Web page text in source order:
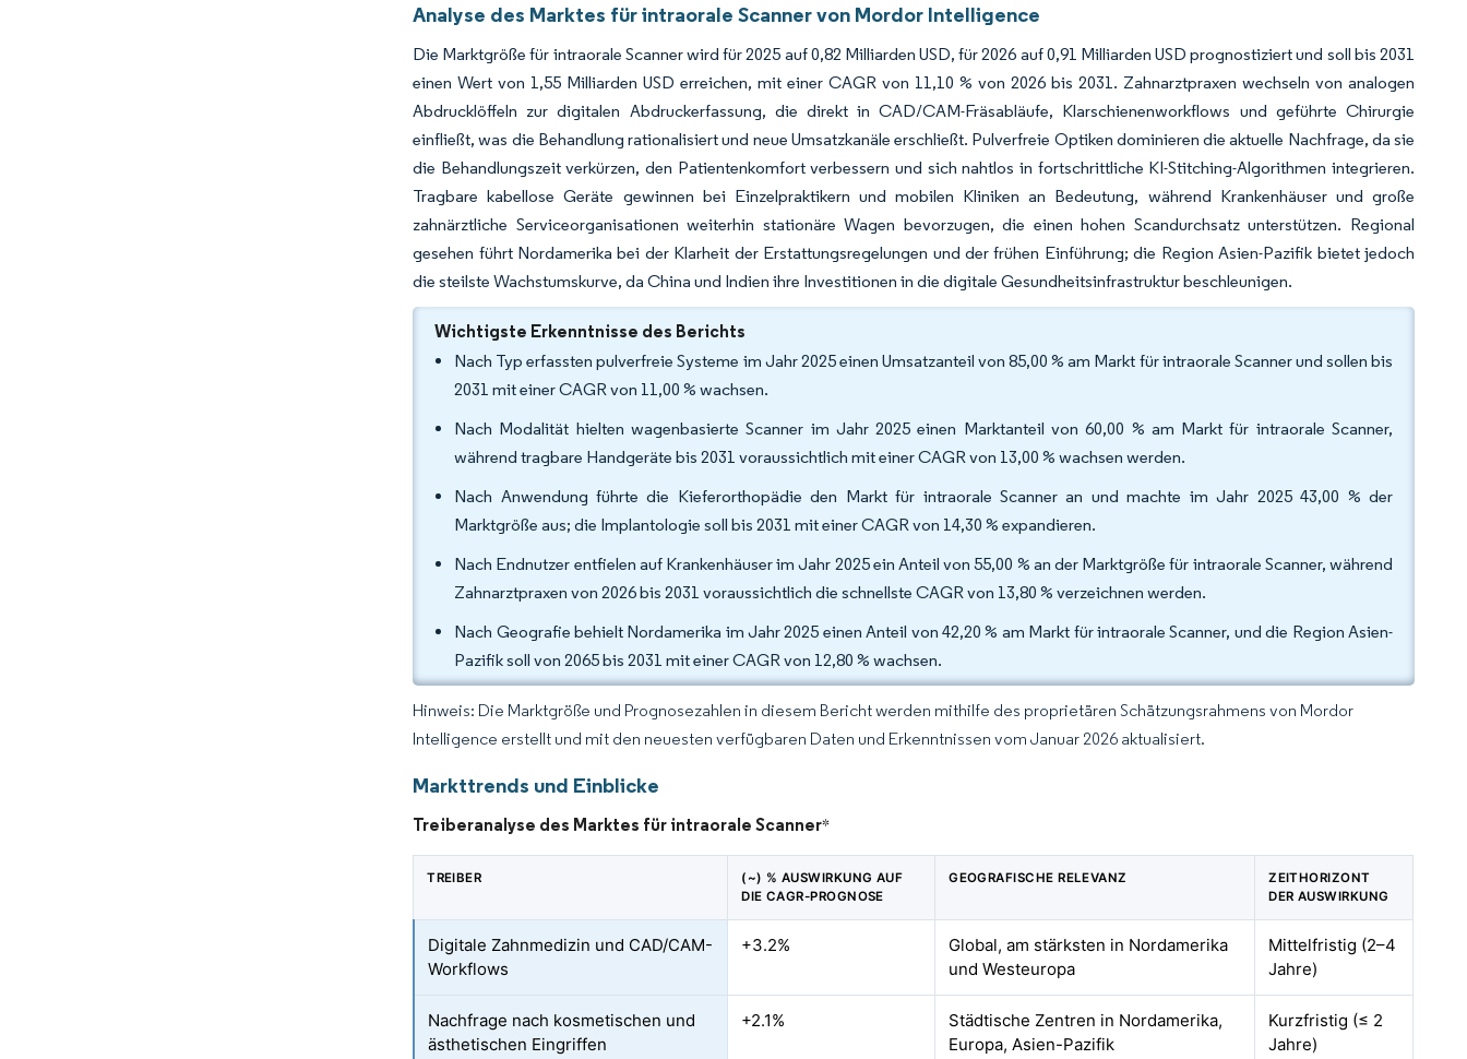
Analyse des Marktes für intraorale Scanner von Mordor Intelligence
Die Marktgröße für intraorale Scanner wird für 2025 auf 0,82 Milliarden USD, für 2026 auf 0,91 Milliarden USD prognostiziert und soll bis 2031
einen Wert von 1,55 Milliarden USD erreichen, mit einer CAGR von 11,10 % von 2026 bis 2031. Zahnarztpraxen wechseln von analogen
Abdrucklöffeln zur digitalen Abdruckerfassung, die direkt in CAD/CAM-Fräsabläufe, Klarschienenworkflows und geführte Chirurgie
einfließt, was die Behandlung rationalisiert und neue Umsatzkanäle erschließt. Pulverfreie Optiken dominieren die aktuelle Nachfrage, da sie
die Behandlungszeit verkürzen, den Patientenkomfort verbessern und sich nahtlos in fortschrittliche KI-Stitching-Algorithmen integrieren.
Tragbare kabellose Geräte gewinnen bei Einzelpraktikern und mobilen Kliniken an Bedeutung, während Krankenhäuser und große
zahnärztliche Serviceorganisationen weiterhin stationäre Wagen bevorzugen, die einen hohen Scandurchsatz unterstützen. Regional
gesehen führt Nordamerika bei der Klarheit der Erstattungsregelungen und der frühen Einführung; die Region Asien-Pazifik bietet jedoch
die steilste Wachstumskurve, da China und Indien ihre Investitionen in die digitale Gesundheitsinfrastruktur beschleunigen.
Wichtigste Erkenntnisse des Berichts
Nach Typ erfassten pulverfreie Systeme im Jahr 2025 einen Umsatzanteil von 85,00 % am Markt für intraorale Scanner und sollen bis
2031 mit einer CAGR von 11,00 % wachsen.
Nach Modalität hielten wagenbasierte Scanner im Jahr 2025 einen Marktanteil von 60,00 % am Markt für intraorale Scanner,
während tragbare Handgeräte bis 2031 voraussichtlich mit einer CAGR von 13,00 % wachsen werden.
Nach Anwendung führte die Kieferorthopädie den Markt für intraorale Scanner an und machte im Jahr 2025 43,00 % der
Marktgröße aus; die Implantologie soll bis 2031 mit einer CAGR von 14,30 % expandieren.
Nach Endnutzer entfielen auf Krankenhäuser im Jahr 2025 ein Anteil von 55,00 % an der Marktgröße für intraorale Scanner, während
Zahnarztpraxen von 2026 bis 2031 voraussichtlich die schnellste CAGR von 13,80 % verzeichnen werden.
Nach Geografie behielt Nordamerika im Jahr 2025 einen Anteil von 42,20 % am Markt für intraorale Scanner, und die Region Asien-
Pazifik soll von 2065 bis 2031 mit einer CAGR von 12,80 % wachsen.
Hinweis: Die Marktgröße und Prognosezahlen in diesem Bericht werden mithilfe des proprietären Schätzungsrahmens von Mordor
Intelligence erstellt und mit den neuesten verfügbaren Daten und Erkenntnissen vom Januar 2026 aktualisiert.
Markttrends und Einblicke
Treiberanalyse des Marktes für intraorale Scanner*
TREIBER
(~) % AUSWIRKUNG AUF
DIE CAGR-PROGNOSE
GEOGRAFISCHE RELEVANZ
ZEITHORIZONT
DER AUSWIRKUNG
Digitale Zahnmedizin und CAD/CAM-
Workflows
+3.2%
Global, am stärksten in Nordamerika
und Westeuropa
Mittelfristig (2–4
Jahre)
Nachfrage nach kosmetischen und
ästhetischen Eingriffen
+2.1%
Städtische Zentren in Nordamerika,
Europa, Asien-Pazifik
Kurzfristig (≤ 2
Jahre)